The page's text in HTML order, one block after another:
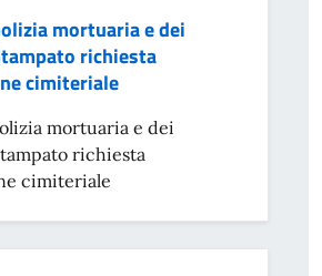
mortuaria e dei
richiesta
cimiteriale
mortuaria e dei
richiesta
cimiteriale